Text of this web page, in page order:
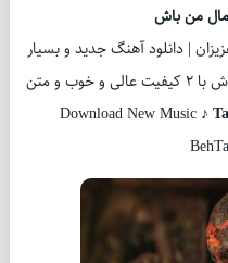
مال من باش
| دانلود آهنگ جدید و بسیار
و متن
Download New Music ♪